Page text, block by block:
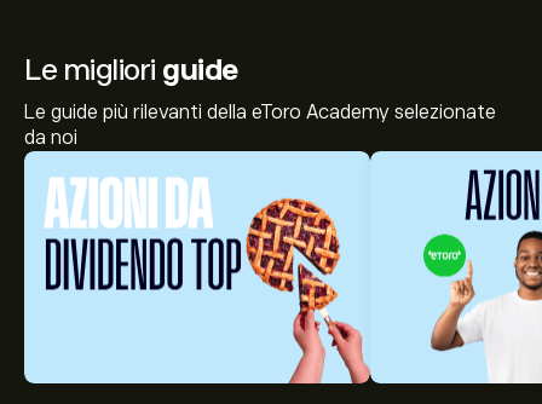
Le migliori guide
Le guide più rilevanti della eToro Academy selezionate
da noi